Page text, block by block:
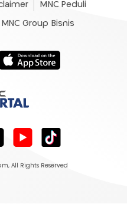
MNC Peduli
MNC Group Bisnis
, All Rights Reserved